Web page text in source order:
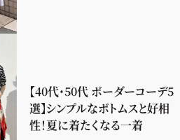
【40代・50代 ボーダーコーデ5
選】シンプルなボトムスと好相
性！夏に着たくなる一着